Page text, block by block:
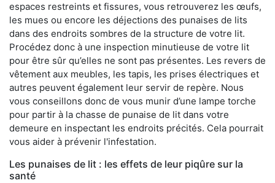
espaces restreints et fissures, vous retrouverez les œufs,
les mues ou encore les déjections des punaises de lits
dans des endroits sombres de la structure de votre lit.
Procédez donc à une inspection minutieuse de votre lit
pour être sûr qu’elles ne sont pas présentes. Les revers de
vêtement aux meubles, les tapis, les prises électriques et
autres peuvent également leur servir de repère. Nous
vous conseillons donc de vous munir d’une lampe torche
pour partir à la chasse de punaise de lit dans votre
demeure en inspectant les endroits précités. Cela pourrait
vous aider à prévenir l'infestation.
Les punaises de lit : les effets de leur piqûre sur la
santé